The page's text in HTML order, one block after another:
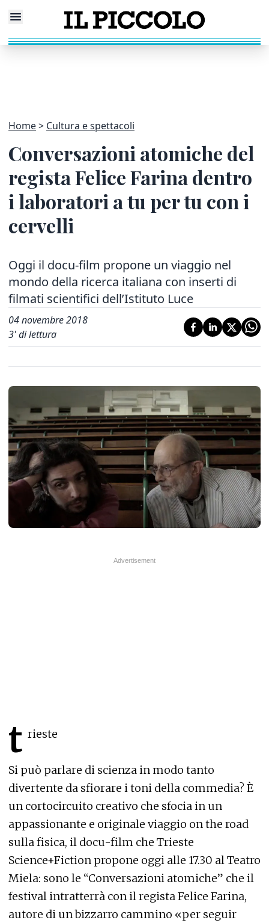
Home Cultura e spettacoli
Conversazioni atomiche del
regista Felice Farina dentro
i laboratori a tu per tu con i
cervelli
Oggi il docu-film propone un viaggio nel
mondo della ricerca italiana con inserti di
filmati scientifici dell’Istituto Luce
04 novembre 2018
3' di lettura
t rieste
Si può parlare di scienza in modo tanto
divertente da sfiorare i toni della commedia? È
un cortocircuito creativo che sfocia in un
appassionante e originale viaggio on the road
sulla fisica, il docu-film che Trieste
Science+Fiction propone oggi alle 17.30 al Teatro
Miela: sono le “Conversazioni atomiche” che il
festival intratterrà con il regista Felice Farina,
autore di un bizzarro cammino «per seguir